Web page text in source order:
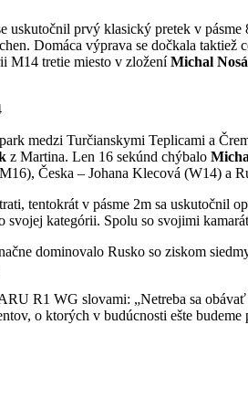
uskutočnil prvý klasický pretek v
Domáca výprava se dočkala taktiež
M14 tretie miesto v zloženíMichal
medzi Turčianskymi Teplicami a
z Martina. Len 16 sekúnd chýbalo
Česka – Johana Klecová (W14) a
tentokrát v pásme 2m sa uskutočnil
kategórii. Spolu so svojimi
dominovalo Rusko so ziskom
R1 WG slovami: „Netreba sa
o ktorých v budúcnosti ešte budeme